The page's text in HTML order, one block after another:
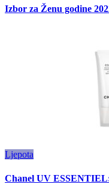
Izbor za Ženu godine
Ljepota
Chanel UV